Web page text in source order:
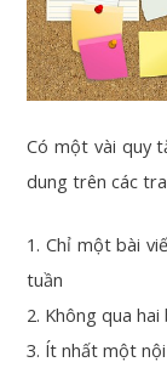
Có một vài quy
dung trên các
1. Chỉ một bài
tuần
2. Không qua
3. Ít nhất một